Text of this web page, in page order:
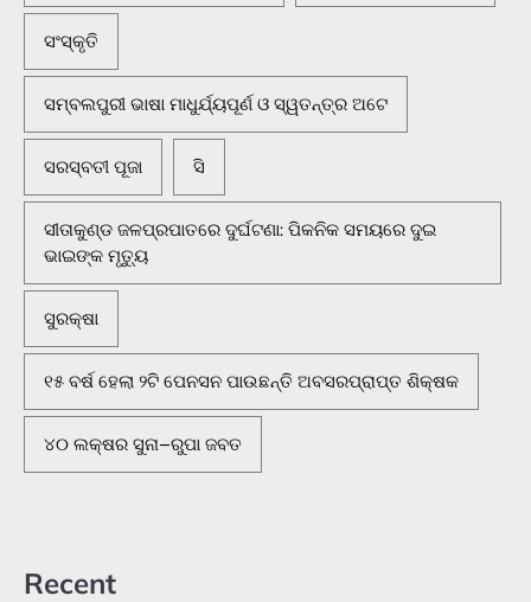
ସଂସ୍କୃତି
ସମ୍ବଲପୁରୀ ଭାଷା ମାଧୁର୍ଯ୍ୟପୂର୍ଣ ଓ ସ୍ୱତନ୍ତ୍ର ଅଟେ
ସରସ୍ବତୀ ପୂଜା ସି
ସୀତାକୁଣ୍ଡ ଜଳପ୍ରପାତରେ ଦୁର୍ଘଟଣା: ପିକନିକ ସମୟରେ ଦୁଇ
ଭାଇଙ୍କ ମୃତ୍ୟୁ
ସୁରକ୍ଷା
୧୫ ବର୍ଷ ହେଲା ୨ଟି ପେନସନ ପାଉଛନ୍ତି ଅବସରପ୍ରାପ୍ତ ଶିକ୍ଷକ
୪୦ ଲକ୍ଷର ସୁନା–ରୁପା ଜବତ
Recent